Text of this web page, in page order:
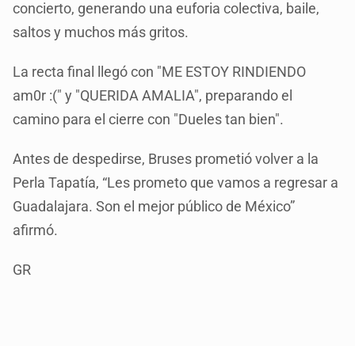
concierto, generando una euforia colectiva, baile,
saltos y muchos más gritos.
La recta final llegó con "ME ESTOY RINDIENDO
am0r :(" y "QUERIDA AMALIA", preparando el
camino para el cierre con "Dueles tan bien".
Antes de despedirse, Bruses prometió volver a la
Perla Tapatía, “Les prometo que vamos a regresar a
Guadalajara. Son el mejor público de México”
afirmó.
GR